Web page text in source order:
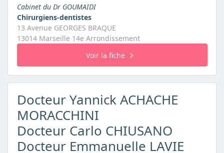
Cabinet du Dr GOUMAIDI
Chirurgiens-dentistes
13 Avenue GEORGES BRAQUE
13014 Marseille 14e Arrondissement
Voir la fiche
Docteur Yannick ACHACHE
MORACCHINI
Docteur Carlo CHIUSANO
Docteur Emmanuelle LAVIE